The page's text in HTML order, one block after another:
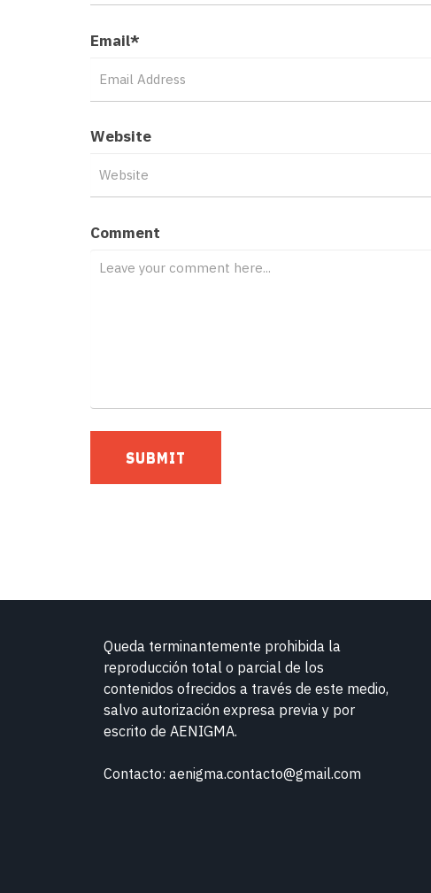
Email*
Website
Comment
Queda terminantemente prohibida la
reproducción total o parcial de los
contenidos ofrecidos a través de este medio,
salvo autorización expresa previa y por
escrito de AENIGMA.
Contacto: aenigma.contacto@gmail.com